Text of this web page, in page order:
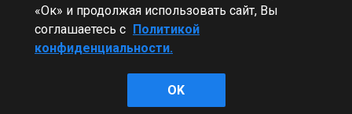
Стиль
«Ок» и продолжая использовать сайт, Вы
соглашаетесь с Политикой
конфиденциальности.
OK